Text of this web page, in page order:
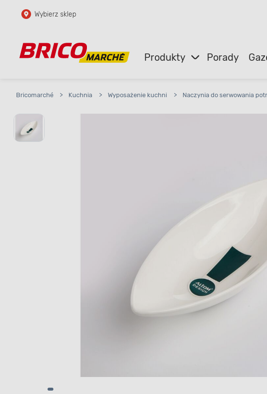
Przejdź do głównej zawartości
Przejdź do wyszukiwarki
Wybierz sklep
Produkty Porady
Bricomarché > Kuchnia > Wyposażenie kuchni > Naczynia do serwowania